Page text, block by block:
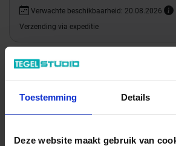
Toestemming Details
Deze website maakt gebruik van
Verwachte beschikbaarheid: 20.08.2026
Verzending via expeditie
Totale prijs